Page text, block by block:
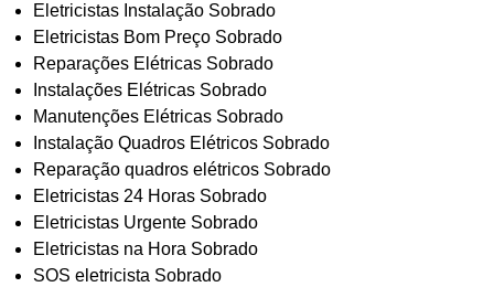
Eletricistas Instalação Sobrado
Eletricistas Bom Preço Sobrado
Reparações Elétricas Sobrado
Instalações Elétricas Sobrado
Manutenções Elétricas Sobrado
Instalação Quadros Elétricos Sobrado
Reparação quadros elétricos Sobrado
Eletricistas 24 Horas Sobrado
Eletricistas Urgente Sobrado
Eletricistas na Hora Sobrado
SOS eletricista Sobrado